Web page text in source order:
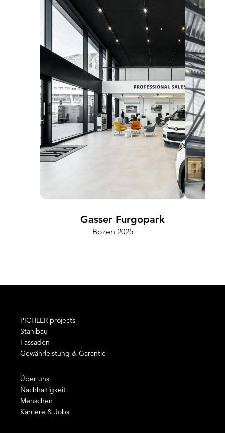
Gasser Furgopark
Bozen 2025
PICHLER projects
Stahlbau
Fassaden
Gewährleistung & Garantie
Über uns
Nachhaltigkeit
Menschen
Karriere & Jobs